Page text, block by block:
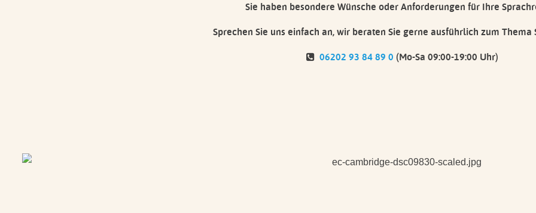
Sie haben besondere Wünsche oder Anforderungen für Ihre
Sprechen Sie uns einfach an, wir beraten Sie gerne ausführlich zum Thema
06202 93 84 89 0 (Mo-Sa 09:00-19:00 Uhr)